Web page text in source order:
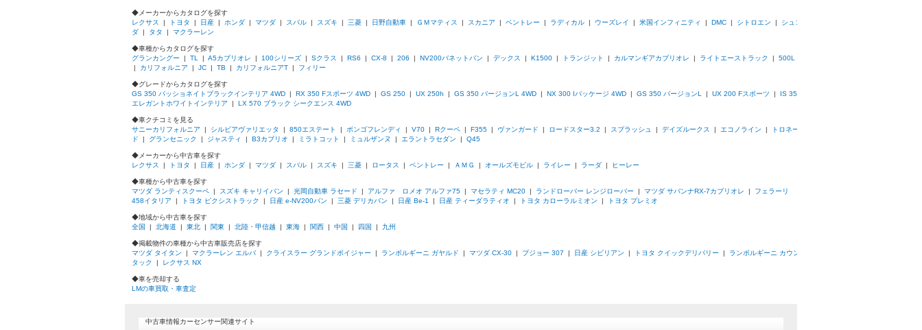
◆メーカーからカタログを探す
レクサス
| トヨタ | 日産 | ホンダ | マツダ | スバル | スズキ | 三菱 | 日野自動車 | ＧＭマティス | スカニア | ベントレー | ラディカル | ウーズレイ | 米国インフィニティ | DMC | シトロエン | シュコ
ダ | タタ | マクラーレン
◆車種からカタログを探す
グランカングー | TL | A5カブリオレ | 100シリーズ | Sクラス | RS6 | CX-8 | 206 | NV200バネットバン | デックス | K1500 | トランジット | カルマンギアカブリオレ | ライトエーストラック | 500L
| カリフォルニア | JC | TB | カリフォルニアT | フィリー
◆グレードからカタログを探す
GS 350 パッショネイトブラックインテリア 4WD | RX 350 Fスポーツ 4WD | GS 250 | UX 250h | GS 350 バージョンL 4WD | NX 300 Iパッケージ 4WD | GS 350 バージョンL | UX 200 Fスポーツ | IS 350
エレガントホワイトインテリア | LX 570 ブラック シークエンス 4WD
◆車クチコミを見る
サニーカリフォルニア | シルビアヴァリエッタ | 850エステート | ボンゴフレンディ | V70 | Rクーペ | F355 | ヴァンガード | ロードスター3.2 | スプラッシュ | デイズルークス | エコノライン |
トロネー
ド | グランセニック | ジャスティ | B3カブリオ | ミラトコット | ミュルザンヌ | エラントラセダン | Q45
◆メーカーから中古車を探す
レクサス
| トヨタ | 日産 | ホンダ | マツダ | スバル | スズキ | 三菱 | ロータス | ベントレー | ＡＭＧ | オールズモビル | ライレー | ラーダ | ヒーレー
◆車種から中古車を探す
マツダ ランティスクーペ | スズキ キャリイバン | 光岡自動車 ラセード | アルファ ロメオ アルファ75 | マセラティ MC20 | ランドローバー レンジローバー | マツダ サバンナRX-7カブリオレ | フェラーリ
458イタリア | トヨタ ピクシストラック | 日産 e-NV200バン | 三菱 デリカバン | 日産 Be-1 | 日産 ティーダラティオ | トヨタ カローラルミオン | トヨタ プレミオ
◆地域から中古車を探す
全国
| 北海道 | 東北 | 関東 | 北陸・甲信越 | 東海 | 関西 | 中国 | 四国 | 九州
◆掲載物件の車種から中古車販売店を探す
マツダ タイタン | マクラーレン エルバ | クライスラー グランドボイジャー | ランボルギーニ ガヤルド | マツダ CX-30 | プジョー 307 | 日産 シビリアン | トヨタ クイックデリバリー | ランボルギーニ カウン
タック | レクサス NX
◆車を売却する
LMの車買取・車査定
中古車情報カーセンサー関連サイト